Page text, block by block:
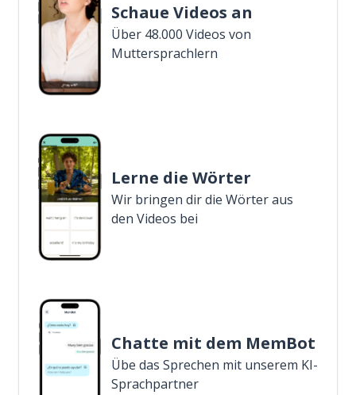
Schaue Videos an
Über 48.000 Videos von
Muttersprachlern
Lerne die Wörter
Wir bringen dir die Wörter aus
den Videos bei
Chatte mit dem MemBot
Übe das Sprechen mit unserem KI-
Sprachpartner